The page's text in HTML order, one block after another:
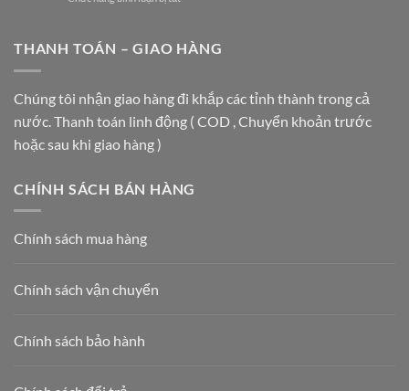
TRUNG
MẠI
NHÀ
A
được
nhất
nay
3
Pháp
Vàng
Phân
THANH TOÁN – GIAO HÀNG
Chúng tôi nhận giao hàng đi khắp các tỉnh thành trong cả
nước. Thanh toán linh động ( COD , Chuyển khoản trước
hoặc sau khi giao hàng )
CHÍNH SÁCH BÁN HÀNG
Chính sách mua hàng
Chính sách vận chuyển
Chính sách bảo hành